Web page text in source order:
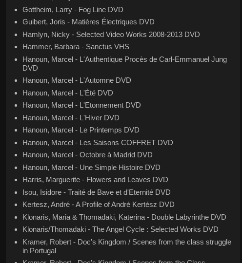
Gottheim, Larry - Fog Line DVD
Guibert, Joris - Matières Électriques DVD
Hamlyn, Nicky - Selected Video Works 2008-2013 DVD
Hammer, Barbara - Sanctus VHS
Hanoun, Marcel - L'Authentique Procès de Carl-Emmanuel Jung
DVD
Hanoun, Marcel - L'Automne DVD
Hanoun, Marcel - L'Été DVD
Hanoun, Marcel - L'Etonnement DVD
Hanoun, Marcel - L'Hiver DVD
Hanoun, Marcel - Le Printemps DVD
Hanoun, Marcel - Les Saisons COFFRET DVD
Hanoun, Marcel - Octobre à Madrid DVD
Hanoun, Marcel - Une Simple Histoire DVD
Harris, Marguerite - Flowers and Leaves DVD
Isou, Isidore - Traité de Bave et d'Eternité DVD
Kertesz, André - A Profile of André Kertész DVD
Klonaris, Maria & Thomadaki, Katerina - Double Labyrinthe DVD
Klonaris/Thomadaki - The Angel Cycle : Selected Works DVD
Kramer, Robert - Doc's Kingdom / Scenes from the class struggle
in Portugal